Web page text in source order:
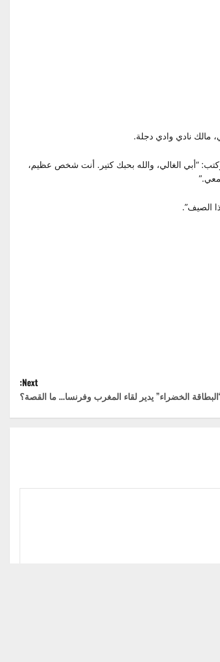
مالك نادي وادي دجلة.
“أبي الغالي، والله بحبك كتير. أنت شخص عظيم،
الصيف”.
Next:
الخضراء” يدير لقاء المغرب وفرنسا… ما القصة؟